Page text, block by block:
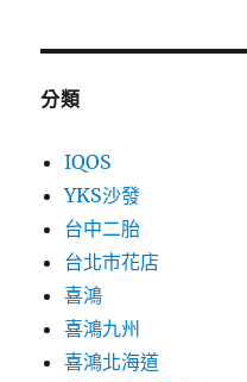
分類
IQOS
YKS沙發
台中二胎
台北市花店
喜鴻
喜鴻九州
喜鴻北海道